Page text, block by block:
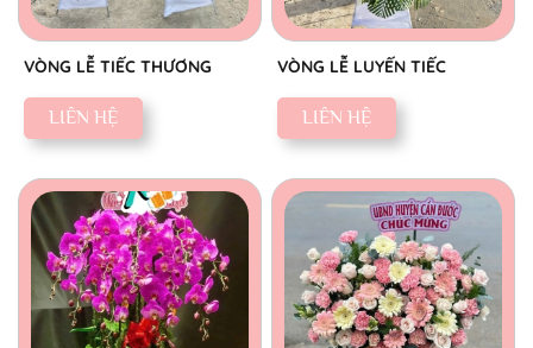
VÒNG LỄ TIẾC THƯƠNG
LIÊN HỆ
VÒNG LỄ LUYẾN TIẾC
LIÊN HỆ